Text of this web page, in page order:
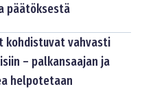
päätöksestä
kohdistuvat vahvasti
– palkansaajan ja
helpotetaan